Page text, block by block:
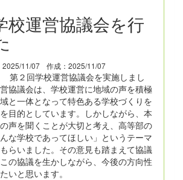
校運営協議会を行
2025/11/07 作成：2025/11/07
第２回学校運営協議会を実施しまし
協議会は、学校運営に地域の声を積極
と一体となって特色ある学校づくりを
目的としています。しかしながら、本
声を聞くことが大切と考え、高等部の
な学校であってほしい」というテーマ
らいました。その意見も踏まえて協議
の協議を生かしながら、今後の方向性
いと思います。